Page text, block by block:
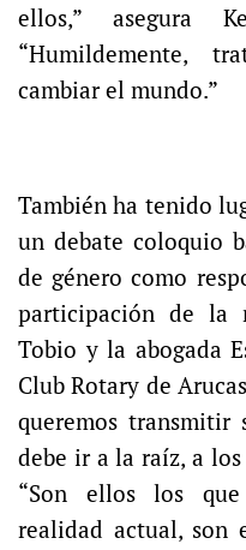
ellos,” asegura
“Humildemente,
cambiar el mundo.”
También ha tenido
un debate coloquio
de género como
participación de la
Tobio y la abogada
Club Rotary de
queremos transmitir
debe ir a la raíz, a los
“Son ellos los
realidad actual, son